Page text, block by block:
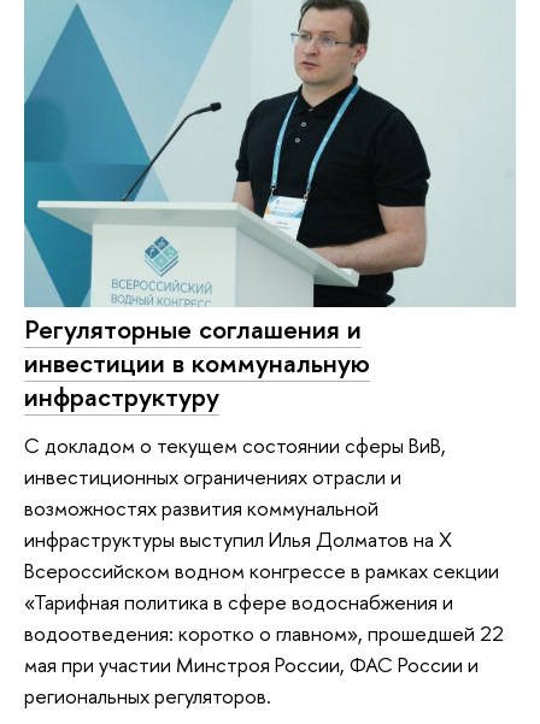
Регуляторные соглашения и
инвестиции в коммунальную
инфраструктуру
С докладом о текущем состоянии сферы ВиВ,
инвестиционных ограничениях отрасли и
возможностях развития коммунальной
инфраструктуры выступил Илья Долматов на X
Всероссийском водном конгрессе в рамках секции
«Тарифная политика в сфере водоснабжения и
водоотведения: коротко о главном», прошедшей 22
мая при участии Минстроя России, ФАС России и
региональных регуляторов.